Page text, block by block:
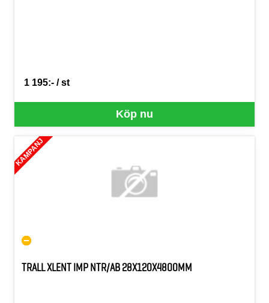
Köp nu
1 195:- / st
SEK per ST
KAMPANJ
TRALL XLENT IMP NTR/AB 28X120X4800MM